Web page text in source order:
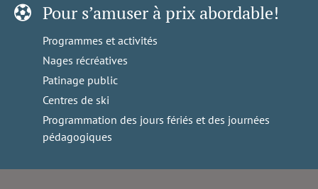
Pour s’amuser à prix abordable!
Programmes et activités
Nages récréatives
Patinage public
Centres de ski
Programmation des jours fériés et des journées
pédagogiques